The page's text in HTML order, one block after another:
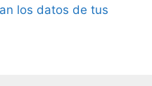
los datos de tus